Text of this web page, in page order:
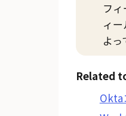
フ
ィ
よ
Related
Okta